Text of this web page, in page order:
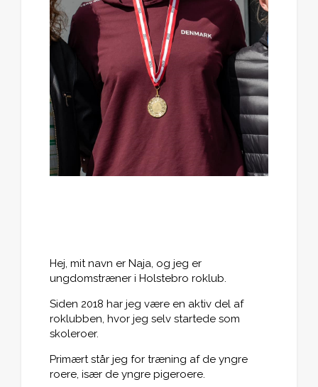
Hej, mit navn er Naja, og jeg er
ungdomstræner i Holstebro roklub.
Siden 2018 har jeg være en aktiv del af
roklubben, hvor jeg selv startede som
skoleroer.
Primært står jeg for træning af de yngre
roere, især de yngre pigeroere.